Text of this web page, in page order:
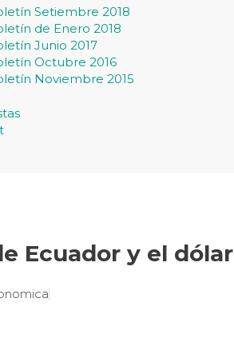
Setiembre 2018
de Enero 2018
Junio 2017
Octubre 2016
Noviembre 2015
Ecuador y el dólar